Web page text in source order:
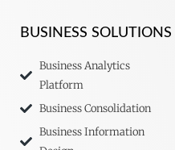
BUSINESS SOLUTIONS
Business Analytics
Platform
Business Consolidation
Business Information